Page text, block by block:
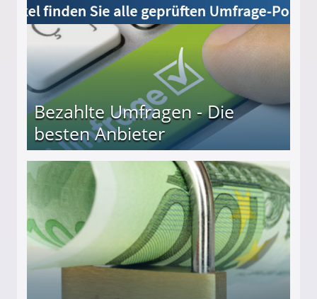
Bezahlte Umfragen - Die
besten Anbieter